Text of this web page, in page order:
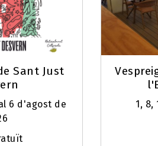
Sant Just
6 d'agost de
1, 8,